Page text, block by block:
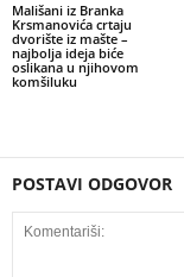
Mališani iz Branka
Krsmanovića crtaju
dvorište iz mašte –
najbolja ideja biće
oslikana u njihovom
komšiluku
POSTAVI ODGOVOR